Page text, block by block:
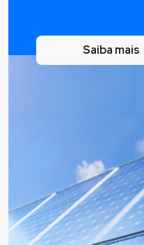
Saiba mais